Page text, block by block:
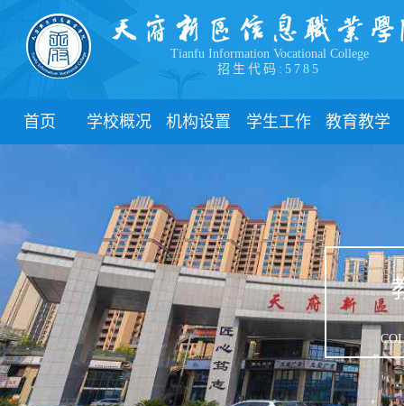
Tianfu Information Vocational College
招生代码:5785
首页 学校概况
学院领导
办学理念
办学特色
校园风貌
机构设置
职能部门
学生工作
新闻动态
团委
管理制度
学生风采
心理健康
学生资助
下载中心
联系我们
教育教学
教学制度
教学通知
教学动态
实践教学
专业建设
课程建设
教学改革